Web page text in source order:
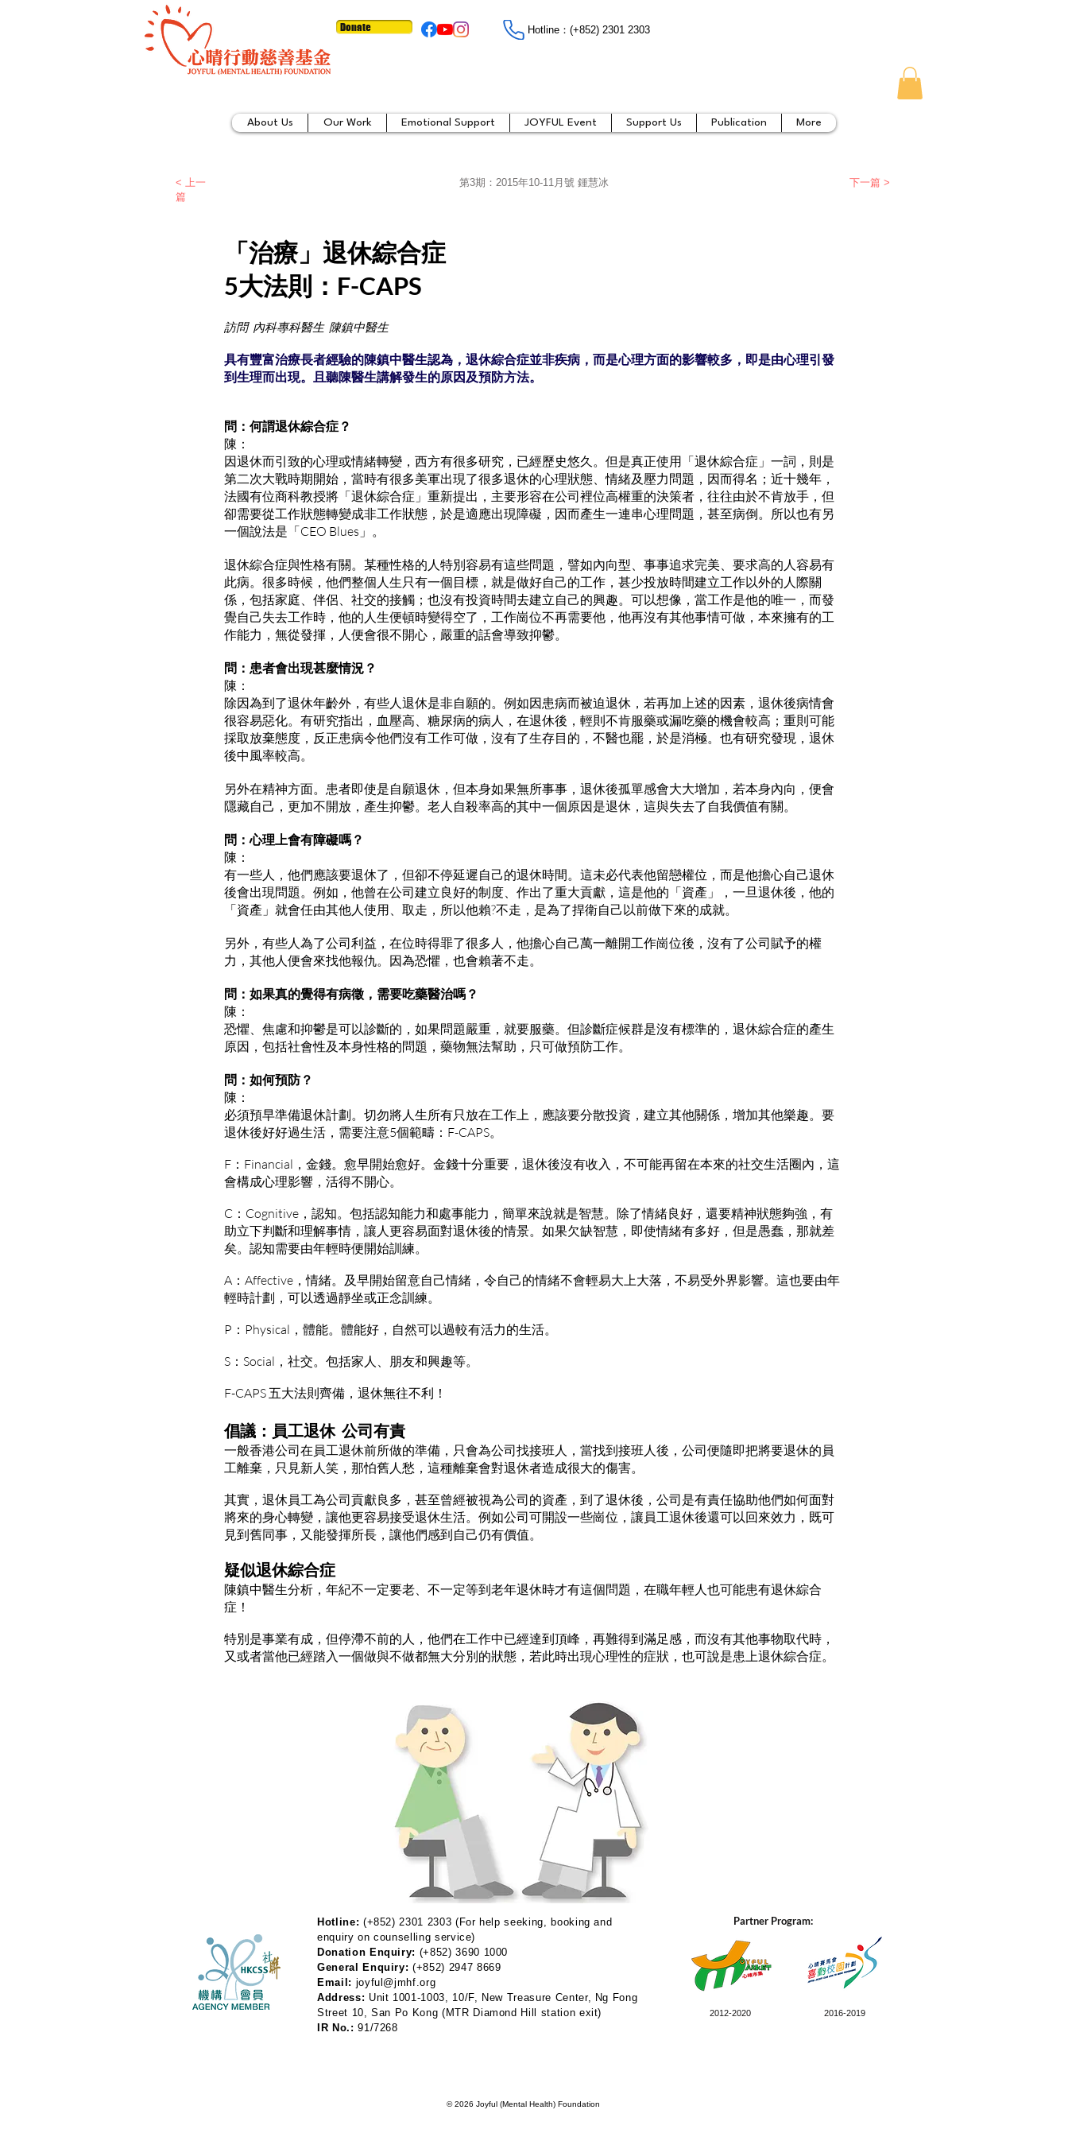
Donate Hotline：​​(+852) 2301 2303
About Us Our Work Emotional Support JOYFUL Event Support Us Publication More
< 上一
篇
第3期： 2015年10-11月號 鍾慧冰 下一篇 >
「治療」退休綜合症
5大法則：F-CAPS
訪問 內科專科醫生 陳鎮中醫生
具有豐富治療長者經驗的陳鎮中醫生認為，退休綜合症並非疾病，而是心理方面的影響較多，即是由心理引發
到生理而出現。且聽陳醫生講解發生的原因及預防方法。
問：何謂退休綜合症？
陳：
因退休而引致的心理或情緒轉變，西方有很多研究，已經歷史悠久。但是真正使用「退休綜合症」一詞，則是
第二次大戰時期開始，當時有很多美軍出現了很多退休的心理狀態、情緒及壓力問題，因而得名；近十幾年，
法國有位商科教授將「退休綜合症」重新提出，主要形容在公司裡位高權重的決策者，往往由於不肯放手，但
卻需要從工作狀態轉變成非工作狀態，於是適應出現障礙，因而產生一連串心理問題，甚至病倒。所以也有另
一個說法是「CEO Blues」。
退休綜合症與性格有關。某種性格的人特別容易有這些問題，譬如內向型、事事追求完美、要求高的人容易有
此病。很多時候，他們整個人生只有一個目標，就是做好自己的工作，甚少投放時間建立工作以外的人際關
係，包括家庭、伴侶、社交的接觸；也沒有投資時間去建立自己的興趣。可以想像，當工作是他的唯一，而發
覺自己失去工作時，他的人生便頓時變得空了，工作崗位不再需要他，他再沒有其他事情可做，本來擁有的工
作能力，無從發揮，人便會很不開心，嚴重的話會導致抑鬱。
問：患者會出現甚麼情況？
陳：
除因為到了退休年齡外，有些人退休是非自願的。例如因患病而被迫退休，若再加上述的因素，退休後病情會
很容易惡化。有研究指出，血壓高、糖尿病的病人，在退休後，輕則不肯服藥或漏吃藥的機會較高；重則可能
採取放棄態度，反正患病令他們沒有工作可做，沒有了生存目的，不醫也罷，於是消極。也有研究發現，退休
後中風率較高。
另外在精神方面。患者即使是自願退休，但本身如果無所事事，退休後孤單感會大大增加，若本身內向，便會
隱藏自己，更加不開放，產生抑鬱。老人自殺率高的其中一個原因是退休，這與失去了自我價值有關。
問：心理上會有障礙嗎？
陳：
有一些人，他們應該要退休了，但卻不停延遲自己的退休時間。這未必代表他留戀權位，而是他擔心自己退休
後會出現問題。例如，他曾在公司建立良好的制度、作出了重大貢獻，這是他的「資產」，一旦退休後，他的
「資產」就會任由其他人使用、取走，所以他賴?不走，是為了捍衛自己以前做下來的成就。
另外，有些人為了公司利益，在位時得罪了很多人，他擔心自己萬一離開工作崗位後，沒有了公司賦予的權
力，其他人便會來找他報仇。因為恐懼，也會賴著不走。
問：如果真的覺得有病徵，需要吃藥醫治嗎？
陳：
恐懼、焦慮和抑鬱是可以診斷的，如果問題嚴重，就要服藥。但診斷症候群是沒有標準的，退休綜合症的產生
原因，包括社會性及本身性格的問題，藥物無法幫助，只可做預防工作。
問：如何預防？
陳：
必須預早準備退休計劃。切勿將人生所有只放在工作上，應該要分散投資，建立其他關係，增加其他樂趣。要
退休後好好過生活，需要注意5個範疇：F-CAPS。
F：Financial，金錢。愈早開始愈好。金錢十分重要，退休後沒有收入，不可能再留在本來的社交生活圈內，這
會構成心理影響，活得不開心。
C：Cognitive，認知。包括認知能力和處事能力，簡單來說就是智慧。除了情緒良好，還要精神狀態夠強，有
助立下判斷和理解事情，讓人更容易面對退休後的情景。如果欠缺智慧，即使情緒有多好，但是愚蠢，那就差
矣。認知需要由年輕時便開始訓練。
A：Affective，情緒。及早開始留意自己情緒，令自己的情緒不會輕易大上大落，不易受外界影響。這也要由年
輕時計劃，可以透過靜坐或正念訓練。
P：Physical，體能。體能好，自然可以過較有活力的生活。
S：Social，社交。包括家人、朋友和興趣等。
F-CAPS 五大法則齊備，退休無往不利！
倡議： 員工退休 公司有責
一般香港公司在員工退休前所做的準備，只會為公司找接班人，當找到接班人後，公司便隨即把將要退休的員
工離棄，只見新人笑，那怕舊人愁，這種離棄會對退休者造成很大的傷害。
其實，退休員工為公司貢獻良多，甚至曾經被視為公司的資產，到了退休後，公司是有責任協助他們如何面對
將來的身心轉變，讓他更容易接受退休生活。例如公司可開設一些崗位，讓員工退休後還可以回來效力，既可
見到舊同事，又能發揮所長，讓他們感到自己仍有價值。
疑似退休綜合症
陳鎮中醫生分析，年紀不一定要老、不一定等到老年退休時才有這個問題，在職年輕人也可能患有退休綜合
症！
特別是事業有成，但停滯不前的人，他們在工作中已經達到頂峰，再難得到滿足感，而沒有其他事物取代時，
又或者當他已經踏入一個做與不做都無大分別的狀態，若此時出現心理性的症狀，也可說是患上退休綜合症。
Hotline: (+852) 2301 2303 (For help seeking, booking and
enquiry on counselling service)
Donation Enquiry: (+852) 3690 1000
General Enquiry: (+852) 2947 8669
Email: joyful@jmhf.org
Address: Unit 1001-1003, 10/F, New Treasure Center, Ng Fong
Street 10, San Po Kong (MTR Diamond Hill station exit)
IR No.: 91/7268
Partner Program:
2012-2020 2016-2019
© 2026 Joyful (Mental Health) Foundation